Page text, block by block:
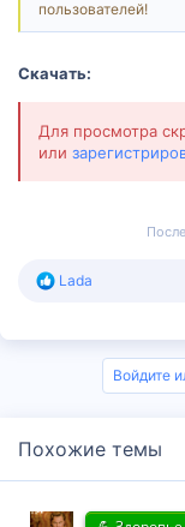
пользователей!
Скачать:
Для просмотра
или
Р
к
Lada
Войдите
Похожие темы